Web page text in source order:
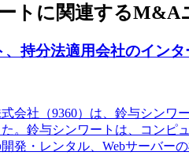
トに関連するM&A
、持分法適用会社のイン
会社（9360）は、鈴与シンワ
。鈴与シンワートは、コンピ
発・レンタル、Webサーバー